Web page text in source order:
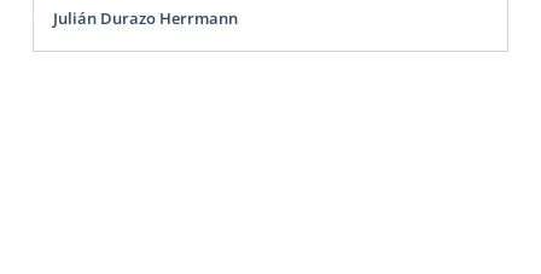
Julián Durazo Herrmann